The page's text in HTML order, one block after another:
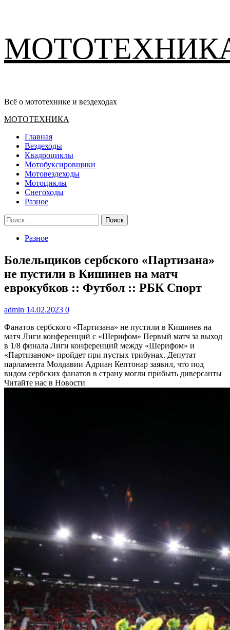
содержимому
Всё о мототехнике и вездеходах
Основное
МОТОТЕХНИКА
Главная
Вездеходы
Квадроциклы
Мотобуксировщики
Мотовездеходы
Мотоциклы
Снегоходы
Разное
Найти:
Разное
Болельщиков сербского «Партизана»
не пустили в Кишинев на матч
еврокубков :: Футбол :: РБК Спорт
admin 14.02.2023 0
Фанатов сербского «Партизана» не пустили в Кишинев на
матч Лиги конференций с «Шерифом» Первый матч за выход
в 1/8 финала Лиги конференций между «Шерифом» и
«Партизаном» пройдет при пустых трибунах. Депутат
парламента Молдавии Адриан Кептонар заявил, что под
видом сербских фанатов в страну могли прибыть диверсанты
Читайте нас в Новости